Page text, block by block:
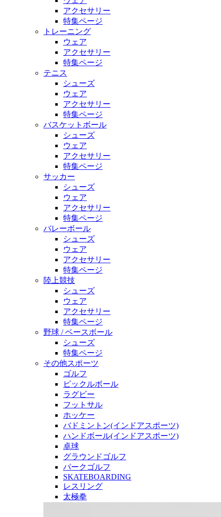
アクセサリー
特集ページ
トレーニング
ウェア
アクセサリー
特集ページ
テニス
シューズ
ウェア
アクセサリー
特集ページ
バスケットボール
シューズ
ウェア
アクセサリー
特集ページ
サッカー
シューズ
ウェア
アクセサリー
特集ページ
バレーボール
シューズ
ウェア
アクセサリー
特集ページ
陸上競技
シューズ
ウェア
アクセサリー
特集ページ
野球 / ベースボール
シューズ
特集ページ
その他スポーツ
ゴルフ
ピックルボール
ラグビー
フットサル
ホッケー
バドミントン(インドアスポーツ)
ハンドボール(インドアスポーツ)
卓球
グラウンドゴルフ
パークゴルフ
SKATEBOARDING
レスリング
太極拳